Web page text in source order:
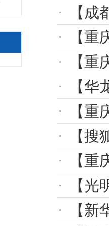
【成
【
【重
【华
【
【
【
【
【